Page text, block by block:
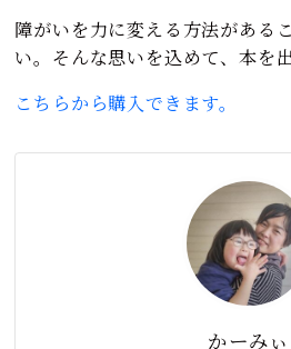
障がいを力に変える方法がある
い。そんな思いを込めて、本を
こちらから購入できます。
かーみぃ